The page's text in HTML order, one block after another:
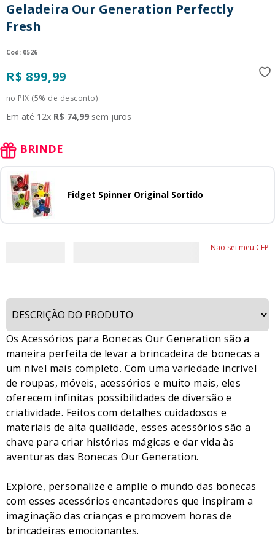
Geladeira Our Generation Perfectly
Fresh
: 0526
R$ 899,99
no PIX (5% de desconto)
Em até 12x R$ 74,99 sem juros
BRINDE
Fidget Spinner Original Sortido
Não sei meu CEP
Os Acessórios para Bonecas Our Generation são a
maneira perfeita de levar a brincadeira de bonecas a
um nível mais completo. Com uma variedade incrível
de roupas, móveis, acessórios e muito mais, eles
oferecem infinitas possibilidades de diversão e
criatividade. Feitos com detalhes cuidadosos e
materiais de alta qualidade, esses acessórios são a
chave para criar histórias mágicas e dar vida às
aventuras das Bonecas Our Generation.
Explore, personalize e amplie o mundo das bonecas
com esses acessórios encantadores que inspiram a
imaginação das crianças e promovem horas de
brincadeiras emocionantes.
9º
guerreiras kpop